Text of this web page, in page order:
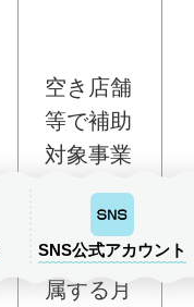
SNS公式アカウント
空き店舗
等で補助
対象事業
を開始し
た日（開
業日）の
属する月